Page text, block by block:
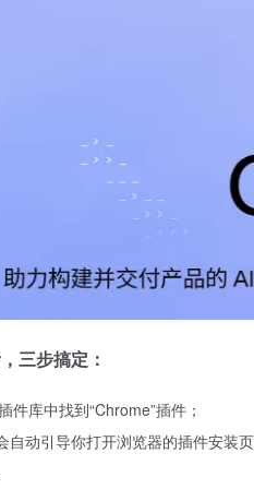
三步搞定：
件库中找到“Chrome”插件；
自动引导你打开浏览器的插件安装